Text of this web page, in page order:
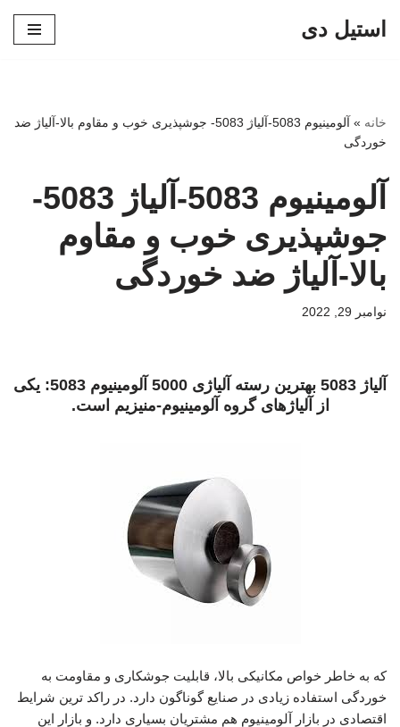
استیل دی
خانه »
آلومینیوم 5083-آلیاژ 5083- جوشپذیری خوب و مقاوم بالا-آلیاژ ضد
خوردگی
آلومینیوم 5083-آلیاژ 5083-
جوشپذیری خوب و مقاوم
بالا-آلیاژ ضد خوردگی
نوامبر 29, 2022
آلیاژ 5083 بهترین رسته آلیاژی 5000 آلومینیوم 5083: یکی
از آلیاژهای گروه آلومینیوم-منیزیم است.
که به خاطر خواص مکانیکی بالا، قابلیت جوشکاری و مقاومت به
خوردگی استفاده زیادی در صنایع گوناگون دارد. در راکد ترین شرایط
اقتصادی در بازار آلومینیوم هم مشتریان بسیاری دارد. و بازار این